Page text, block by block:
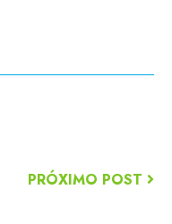
PRÓXIMO POST